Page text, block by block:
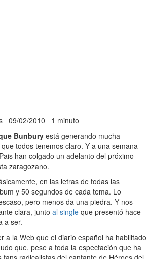
09/02/2010 1 minuto
Bunbury está generando mucha
todos tenemos claro. Y a una semana
han colgado un adelanto del próximo
zaragozano.
en las letras de todas las
y 50 segundos de cada tema. Lo
pero menos da una piedra. Y nos
clara, junto al single que presentó hace
a ser.
a la Web que el diario español ha habilitado
que, pese a toda la espectación que ha